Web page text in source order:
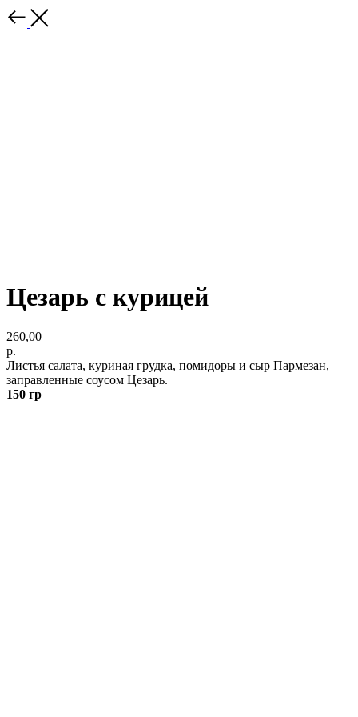
Цезарь с курицей
260,00
р.
Листья салата, куриная грудка, помидоры и сыр Пармезан,
заправленные соусом Цезарь.
150 гр